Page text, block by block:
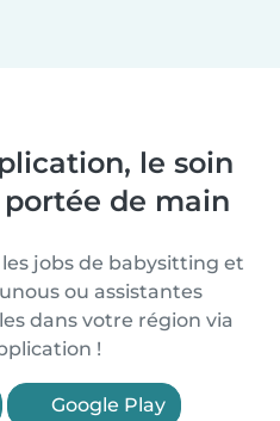
le soin
de main
jobs de babysitting et
ou assistantes
dans votre région via
!
Google Play